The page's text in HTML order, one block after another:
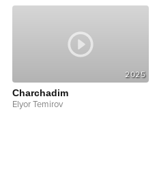
2025
Charchadim
Elyor Temirov